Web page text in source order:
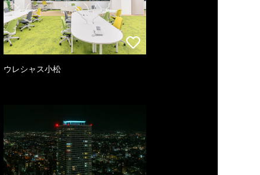
ウレシャス小松